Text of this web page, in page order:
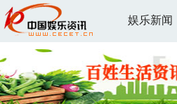
娱乐新闻